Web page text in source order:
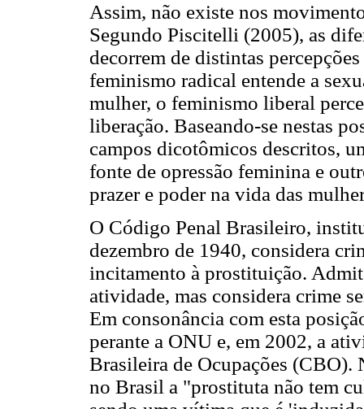
Assim, não existe nos
Segundo Piscitelli (2005), as
decorrem de distintas
feminismo radical entende a
mulher, o feminismo liberal
liberação. Baseando-se nestas
campos dicotômicos descritos,
fonte de opressão feminina e
prazer e poder na vida das
O Código Penal Brasileiro,
dezembro de 1940, considera
incitamento à prostituição.
atividade, mas considera crime
Em consonância com esta
perante a ONU e, em 2002, a
Brasileira de Ocupações (CBO).
no Brasil a "prostituta não tem